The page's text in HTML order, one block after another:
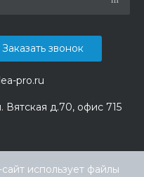
pro.ru
Вятская д.70, офис 715
Заказать звонок
использует файлы